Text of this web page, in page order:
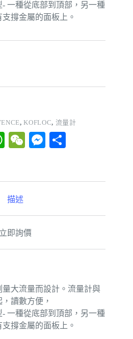
一種從底部到頂部，另一種
撐金屬的面板上。
,KOFLOC, 流量計
W
pp
W
M
描述
立即詢價
大流量而設計。流量計與
讀數方便，
一種從底部到頂部，另一種
撐金屬的面板上。